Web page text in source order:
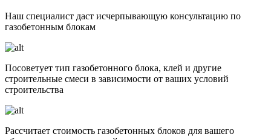
Наш специалист даст исчерпывающую консультацию по
газобетонным блокам
Посоветует тип газобетонного блока, клей и другие
строительные смеси в зависимости от ваших условий
строительства
Рассчитает стоимость газобетонных блоков для вашего